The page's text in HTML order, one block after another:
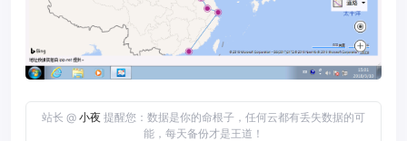
站长 @ 小夜 提醒您：数据是你的命根子，任何云都有丢失数据的可
能，每天备份才是王道！